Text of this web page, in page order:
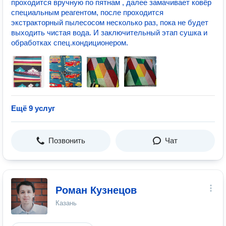
проходится вручную по пятнам , далее замачивает ковёр
специальным реагентом, после проходится
экстракторный пылесосом несколько раз, пока не будет
выходить чистая вода. И заключительный этап сушка и
обработках спец.кондиционером.
Ещё 9 услуг
Позвонить Чат
Роман Кузнецов
Казань